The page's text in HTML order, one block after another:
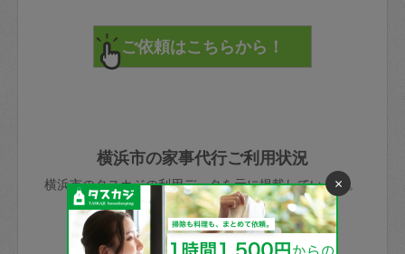
直前キャンセル料：
72時間前〜24時間前＝依頼料金の50%
依頼者不在による当日キャンセル＝依頼
金額の100%＋交通費全額
※例：依頼日時／土曜日午前9時開始の場
合、水曜日午前9時以降はキャンセル料が
みてください。
その後、一番気に入ったタスカジさんに
てください。
不在時に部屋に入るためにタスカジさん
きた場合は損害保険の対象外となるので
ご注意ください。
で、必ず鍵のかかるロッカーや金庫に入
れて依頼者の責任の元管理するよう心掛
けてください。
玉、など
あわせてこちらも参照ください：初めて
利用します。注意しなくてはいけない点
はありますか？
横浜市の家事代行ご利用状況
横浜市のタスカジの利用データを元に掲載しています。
利用の多い曜日は？
×